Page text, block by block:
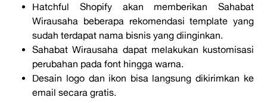
Hatchful Shopify akan memberikan Sahabat
Wirausaha beberapa rekomendasi template yang
sudah terdapat nama bisnis yang diinginkan.
Sahabat Wirausaha dapat melakukan kustomisasi
perubahan pada font hingga warna.
Desain logo dan ikon bisa langsung dikirimkan ke
email secara gratis.